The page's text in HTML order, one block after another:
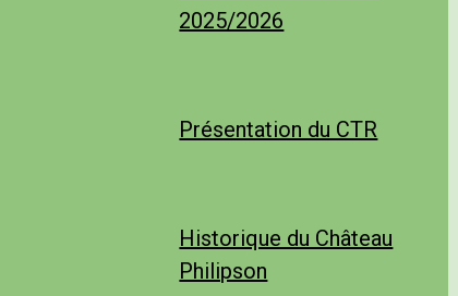
2025/2026
Présentation du CTR
Historique du Château
Philipson